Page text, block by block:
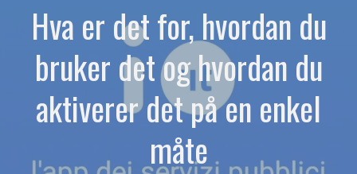
Hva er det for, hvordan du
bruker det og hvordan du
aktiverer det på en enkel
måte